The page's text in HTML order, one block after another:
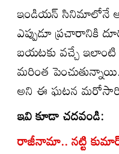
ఇండియన్ సినిమాలోనే
ఎప్పుడూ ప్రచారానికి
బయటకు వచ్చే
మరింత
అని ఈ ఘటన మరోసారి
ఇవి కూడా చదవండి:
రాజీనామా.. నట్టి